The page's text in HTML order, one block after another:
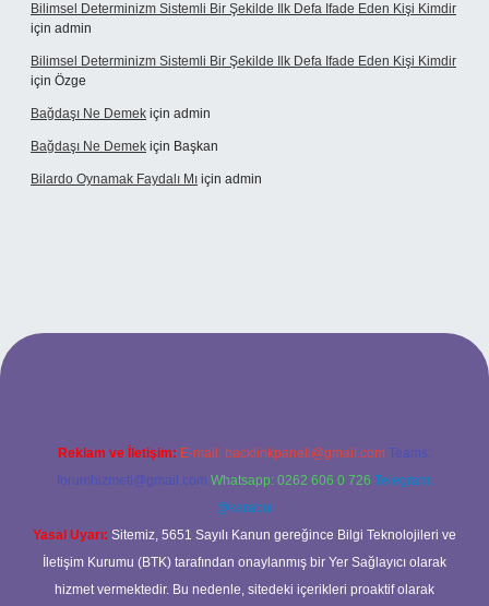
Bilimsel Determinizm Sistemli Bir Şekilde Ilk Defa Ifade Eden Kişi Kimdir
için admin
Bilimsel Determinizm Sistemli Bir Şekilde Ilk Defa Ifade Eden Kişi Kimdir
için Özge
Bağdaşı Ne Demek için admin
Bağdaşı Ne Demek için Başkan
Bilardo Oynamak Faydalı Mı için admin
bahis sitesi
Reklam ve İletişim: E-mail: backlinkpaneli@gmail.com Teams:
forumhizmeti@gmail.com Whatsapp: 0262 606 0 726 Telegram:
@karabul
Yasal Uyarı: Sitemiz, 5651 Sayılı Kanun gereğince Bilgi Teknolojileri ve
İletişim Kurumu (BTK) tarafından onaylanmış bir Yer Sağlayıcı olarak
hizmet vermektedir. Bu nedenle, sitedeki içerikleri proaktif olarak